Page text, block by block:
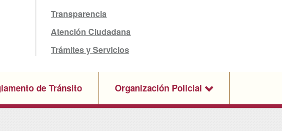
Transparencia
Atención Ciudadana
Trámites y Servicios
de Tránsito Organización Policial